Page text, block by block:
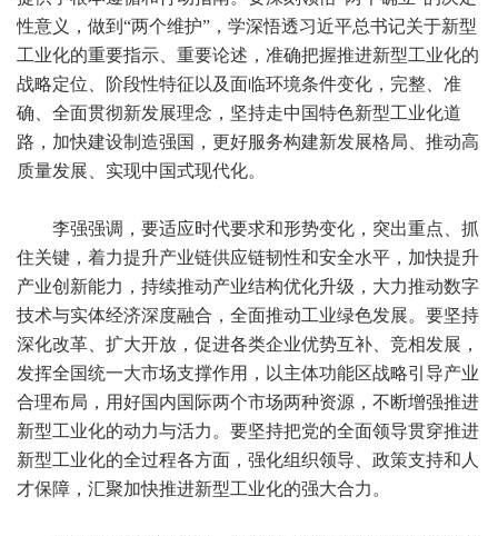
性意义，做到“两个维护”，学深悟透习近平总书记关于新型
工业化的重要指示、重要论述，准确把握推进新型工业化的
战略定位、阶段性特征以及面临环境条件变化，完整、准
确、全面贯彻新发展理念，坚持走中国特色新型工业化道
路，加快建设制造强国，更好服务构建新发展格局、推动高
质量发展、实现中国式现代化。
李强强调，要适应时代要求和形势变化，突出重点、抓
住关键，着力提升产业链供应链韧性和安全水平，加快提升
产业创新能力，持续推动产业结构优化升级，大力推动数字
技术与实体经济深度融合，全面推动工业绿色发展。要坚持
深化改革、扩大开放，促进各类企业优势互补、竞相发展，
发挥全国统一大市场支撑作用，以主体功能区战略引导产业
合理布局，用好国内国际两个市场两种资源，不断增强推进
新型工业化的动力与活力。要坚持把党的全面领导贯穿推进
新型工业化的全过程各方面，强化组织领导、政策支持和人
才保障，汇聚加快推进新型工业化的强大合力。